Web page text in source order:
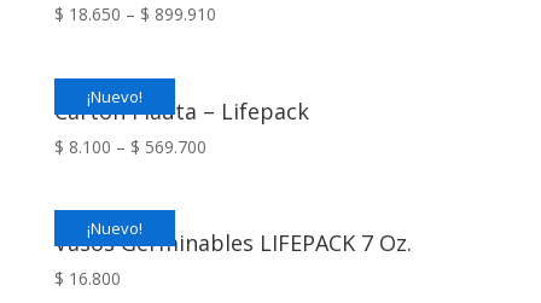
$ 18.650 – $ 899.910
¡Nuevo!
Cartón Flauta – Lifepack
$ 8.100 – $ 569.700
¡Nuevo!
Vasos Germinables LIFEPACK 7 Oz.
$ 16.800